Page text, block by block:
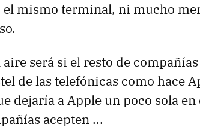
mismo terminal, ni mucho
aire será si el resto de
de las telefónicas como hace
dejaría a Apple un poco sola en
acepten ...